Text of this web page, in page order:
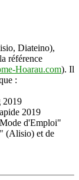
Diateino),
référence
Hoarau.com). Il
:
2019
2019
d'Emploi"
(Alisio) et de